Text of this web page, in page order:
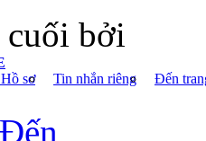
bởi
sơ
Tin nhắn riêng Đến